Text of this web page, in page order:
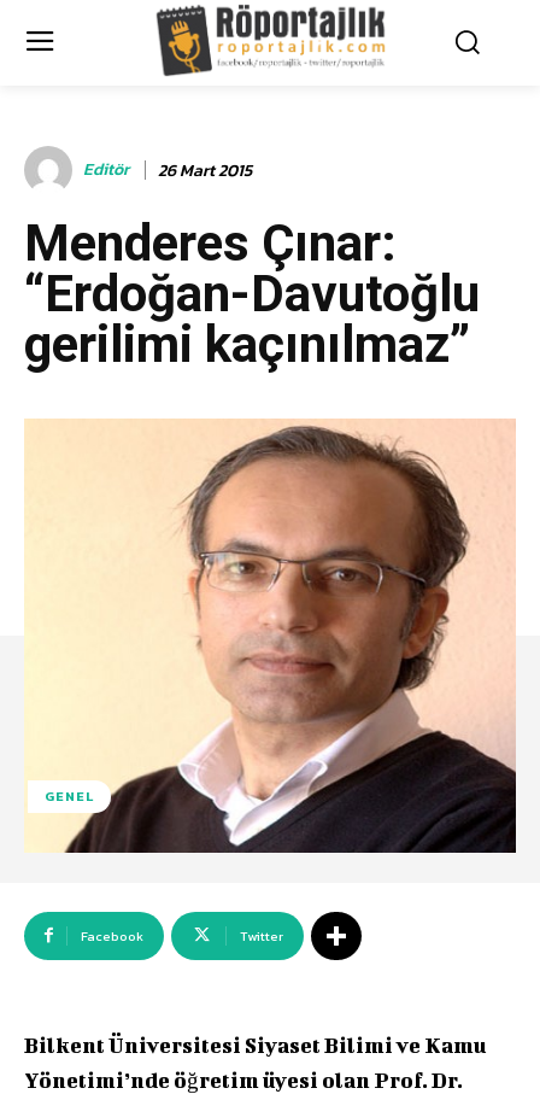
Editör 26 Mart 2015
Menderes Çınar:
“Erdoğan-Davutoğlu
gerilimi kaçınılmaz”
GENEL
Facebook Twitter
Bilkent Üniversitesi Siyaset Bilimi ve Kamu
Yönetimi’nde öğretim üyesi olan Prof. Dr.